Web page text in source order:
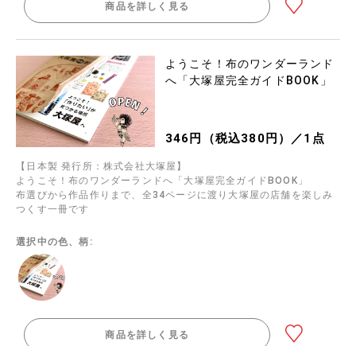
商品を詳しく見る
ようこそ！布のワンダーランド
へ「大塚屋完全ガイドBOOK」
346円（税込380円）／1点
【日本製 発行所：株式会社大塚屋】
ようこそ！布のワンダーランドへ「大塚屋完全ガイドBOOK」
布選びから作品作りまで、全34ページに渡り大塚屋の店舗を楽しみ
つくす一冊です
選択中の色、柄:
商品を詳しく見る